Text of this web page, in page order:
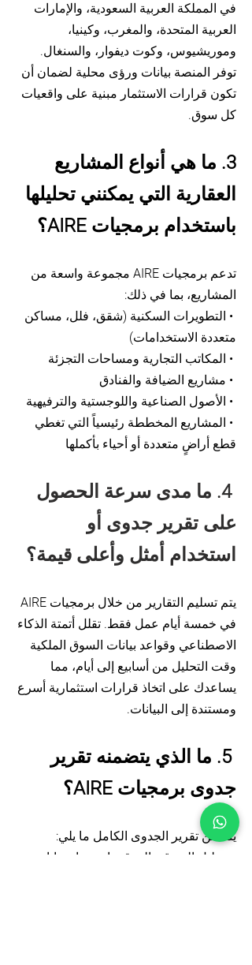
في المملكة العربية السعودية، والإمارات
العربية المتحدة، والمغرب، وكينيا،
وموريشيوس، وكوت ديفوار، والسنغال.
توفر المنصة بيانات ورؤى محلية لضمان أن
تكون قرارات الاستثمار مبنية على واقعيات
كل سوق.
3. ما هي أنواع المشاريع
العقارية التي يمكنني تحليلها
باستخدام برمجيات AIRE؟
تدعم برمجيات AIRE مجموعة واسعة من
المشاريع، بما في ذلك:
• التطويرات السكنية (شقق، فلل، مساكن
متعددة الاستخدامات)
• المكاتب التجارية ومساحات التجزئة
• مشاريع الضيافة والفنادق
• الأصول الصناعية واللوجستية والترفيهية
• المشاريع المخططة رئيسياً التي تغطي
قطع أراضٍ متعددة أو أحياء بأكملها
4. ما مدى سرعة الحصول
على تقرير جدوى أو
استخدام أمثل وأعلى قيمة؟
يتم تسليم التقارير من خلال برمجيات AIRE
في خمسة أيام عمل فقط. تقلل أتمتة الذكاء
الاصطناعي وقواعد بيانات السوق الملكية
وقت التحليل من أسابيع إلى أيام، مما
يساعدك على اتخاذ قرارات استثمارية أسرع
ومستندة إلى البيانات.
5. ما الذي يتضمنه تقرير
جدوى برمجيات AIRE؟
يتضمن تقرير الجدوى الكامل ما يلي:
• تحليل السوق والموقع باستخدام بيانات